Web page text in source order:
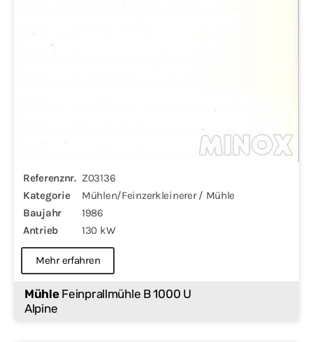
Referenznr. Z03136
Kategorie
Mühlen/Feinzerkleinerer / Mühle
Baujahr
1986
Antrieb
130 kW
Mehr erfahren
MühleFeinprallmühle B 1000 U
Alpine